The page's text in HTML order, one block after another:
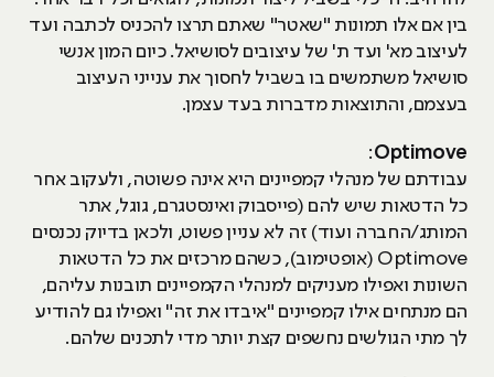
בין אם אלו תמונות "שאטר" שאתם תרצו להכניס לכתבה ועד
לעיצוב מא' ועד ת' של עיצובים לסושיאל. כיום המון אנשי
סושיאל משתמשים בו בשביל לחסוך את ענייני העיצוב
בעצמם, והתוצאות מדברות בעד עצמן.
Optimove
:
עבודתם של מנהלי קמפיינים היא אינה פשוטה, ולעקוב אחר
כל הדטאות שיש להם (פייסבוק ואינסטגרם, גוגל, אתר
המותג/החברה ועוד) זה לא עניין פשוט, ולכאן בדיוק נכנסים
Optimove (אופטימוב), כשהם מרכזים את כל הדטאות
השונות ואפילו מעניקים למנהלי הקמפיינים תובנות עליהם,
הם מנתחים אילו קמפיינים "איבדו את זה" ואפילו גם להודיע
לך מתי הגולשים נחשפים קצת יותר מדי לתכנים שלהם.